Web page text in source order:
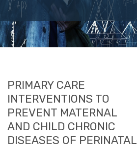
INVESTIGACIÓN
RRHH
ACCESO PERSONAL
PRIMARY CARE
INTERVENTIONS TO
PREVENT MATERNAL
AND CHILD CHRONIC
DISEASES OF PERINATAL